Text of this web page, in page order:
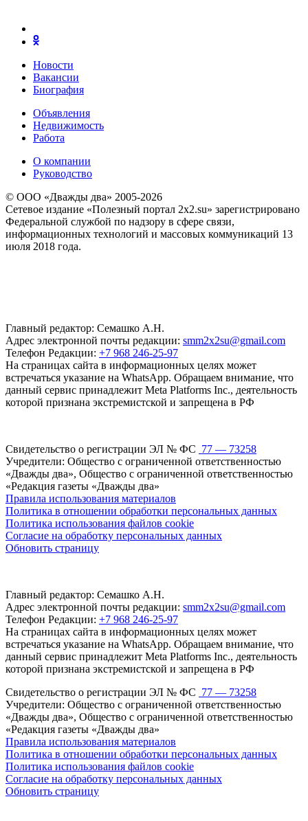
Новости
Вакансии
Биография
Объявления
Недвижимость
Работа
О компании
Руководство
© ООО «Дважды два» 2005-2026
Сетевое издание «Полезный портал 2x2.su» зарегистрировано
Федеральной службой по надзору в сфере связи,
информационных технологий и массовых коммуникаций 13
июля 2018 года.
Главный редактор: Семашко А.Н.
Адрес электронной почты редакции: smm2x2su@gmail.com
Телефон Редакции: +7 968 246-25-97
На страницах сайта в информационных целях может
встречаться указание на WhatsApp. Обращаем внимание, что
данный сервис принадлежит Meta Platforms Inc., деятельность
которой признана экстремистской и запрещена в РФ
Свидетельство о регистрации ЭЛ № ФС 77 — 73258
Учредители: Общество с ограниченной ответственностью
«Дважды два», Общество с ограниченной ответственностью
«Редакция газеты «Дважды два»
Правила использования материалов
Политика в отношении обработки персональных данных
Политика использования файлов cookie
Согласие на обработку персональных данных
Обновить страницу
Главный редактор: Семашко А.Н.
Адрес электронной почты редакции: smm2x2su@gmail.com
Телефон Редакции: +7 968 246-25-97
На страницах сайта в информационных целях может
встречаться указание на WhatsApp. Обращаем внимание, что
данный сервис принадлежит Meta Platforms Inc., деятельность
которой признана экстремистской и запрещена в РФ
Свидетельство о регистрации ЭЛ № ФС 77 — 73258
Учредители: Общество с ограниченной ответственностью
«Дважды два», Общество с ограниченной ответственностью
«Редакция газеты «Дважды два»
Правила использования материалов
Политика в отношении обработки персональных данных
Политика использования файлов cookie
Согласие на обработку персональных данных
Обновить страницу